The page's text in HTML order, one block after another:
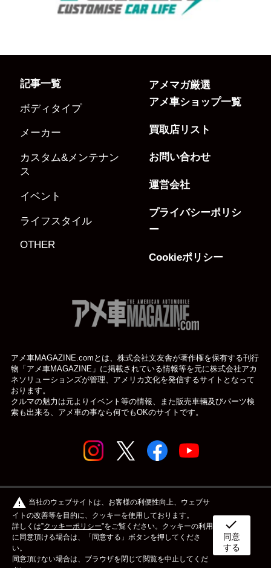
記事一覧
ボディタイプ
メーカー
カスタム&メンテナン
ス
イベント
ライフスタイル
OTHER
アメマガ厳選
アメ車ショップ一覧
買取店リスト
お問い合わせ
運営会社
プライバシーポリシ
ー
Cookieポリシー
アメ車MAGAZINE.comとは、株式会社文友舎が著作権を保有する刊行
物「アメ車MAGAZINE」に掲載されている情報等を元に株式会社アカ
ネソリューションズが管理、アメリカ文化を発信するサイトとなって
おります。
クルマの魅力は元よりイベント等の情報、また販売車輛及びパーツ検
索も出来る、アメ車の事なら何でもOKのサイトです。
© アメ車のWEBマガジン アメ車マガジン公式WEBサイト
ボディタイプ メーカー カスタム&メンテナンス
warning 当社のウェブサイトは、お客様の利便性向上、ウェブサ
イトの改善等を目的に、クッキーを使用しております。
詳しくは”クッキーポリシー”をご覧ください。クッキーの利用
に同意頂ける場合は、「同意する」ボタンを押してくださ
い。
同意頂けない場合は、ブラウザを閉じて閲覧を中止してくだ
check
同意
する